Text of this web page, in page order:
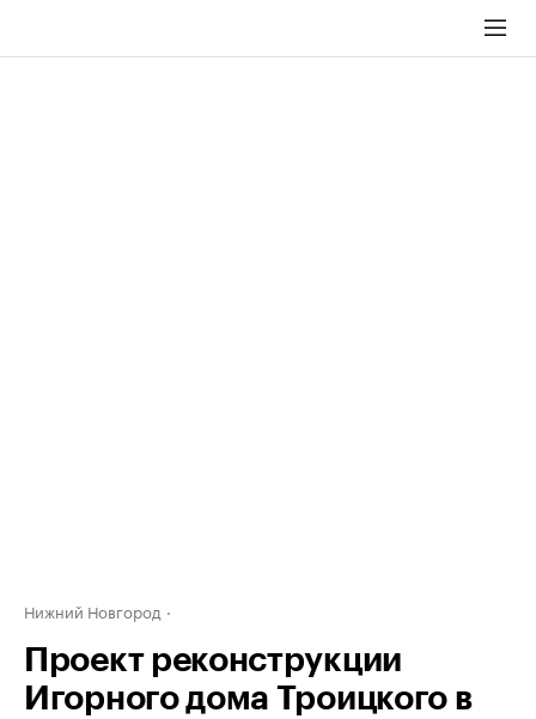
Нижний Новгород
Проект реконструкции
Игорного дома Троицкого в